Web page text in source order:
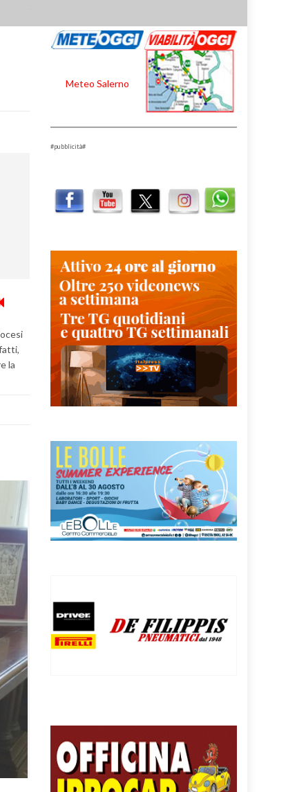
la
Meteo Salerno
#pubblicità#